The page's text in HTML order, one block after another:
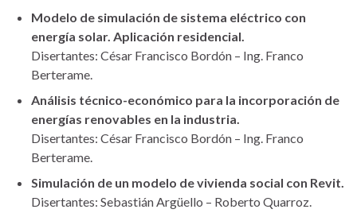
Modelo de simulación de sistema eléctrico con
energía solar. Aplicación residencial.
Disertantes: César Francisco Bordón – Ing. Franco
Berterame.
Análisis técnico-económico para la incorporación de
energías renovables en la industria.
Disertantes: César Francisco Bordón – Ing. Franco
Berterame.
Simulación de un modelo de vivienda social con Revit.
Disertantes: Sebastián Argüello – Roberto Quarroz.